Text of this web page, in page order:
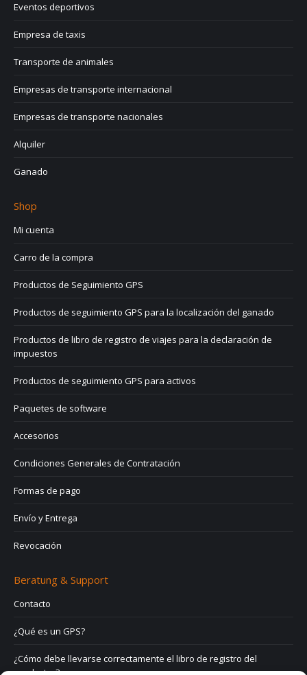
Eventos deportivos
Empresa de taxis
Transporte de animales
Empresas de transporte internacional
Empresas de transporte nacionales
Alquiler
Ganado
Shop
Mi cuenta
Carro de la compra
Productos de Seguimiento GPS
Productos de seguimiento GPS para la localización del ganado
Productos de libro de registro de viajes para la declaración de
impuestos
Productos de seguimiento GPS para activos
Paquetes de software
Accesorios
Condiciones Generales de Contratación
Formas de pago
Envío y Entrega
Revocación
Beratung & Support
Contacto
¿Qué es un GPS?
¿Cómo debe llevarse correctamente el libro de registro del
conductor?